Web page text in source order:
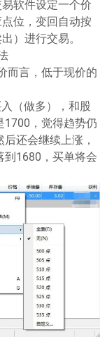
软件设定一个价
位，变回自动按
）进行交易。
而言，低于现价的
（做多），和股
，觉得趋势仍
还会继续上涨，
1680，买单将会